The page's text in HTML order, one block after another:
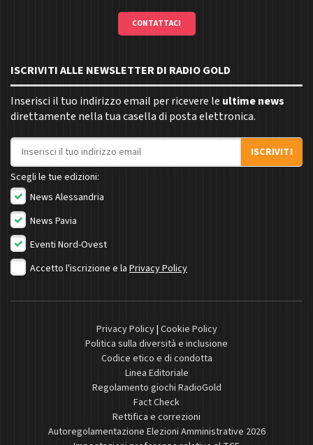
CONTATTACI
ISCRIVITI ALLE NEWSLETTER DI RADIO GOLD
Inserisci il tuo indirizzo email per ricevere le ultime news
direttamente nella tua casella di posta elettronica.
Indirizzo email
ISCRIVITI
Scegli le tue edizioni:
News Alessandria
News Pavia
Eventi Nord-Ovest
Accetto l'iscrizione e la Privacy Policy
Privacy Policy| Cookie Policy
Politica sulla diversità e inclusione
Codice etico e di condotta
Linea Editoriale
Regolamento giochi RadioGold
Fact Check
Rettifica e correzioni
Autoregolamentazione Elezioni Amministrative 2026